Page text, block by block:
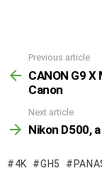
Previous article
CANON G9
Canon
Next article
Nikon D500,
4K GH5